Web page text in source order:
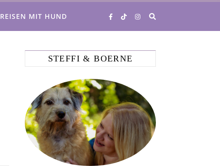
REISEN MIT HUND
STEFFI & BOERNE